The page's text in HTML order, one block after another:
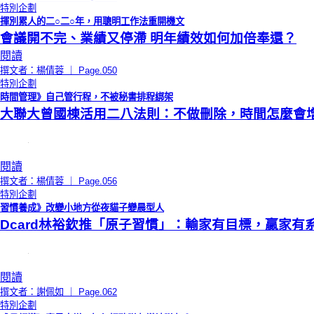
特別企劃
揮別累人的二○二○年，用聰明工作法重開機文
會議開不完、業績又停滯 明年績效如何加倍奉還？
閱讀
撰文者：楊倩蓉 ｜ Page.050
特別企劃
時間管理》自己管行程，不被秘書排程綁架
大聯大曾國棟活用二八法則：不做刪除，時間怎麼會
閱讀
撰文者：楊倩蓉 ｜ Page.056
特別企劃
習慣養成》改變小地方從夜貓子變晨型人
Dcard林裕欽推「原子習慣」：輸家有目標，贏家有
閱讀
撰文者：謝佩如 ｜ Page.062
特別企劃